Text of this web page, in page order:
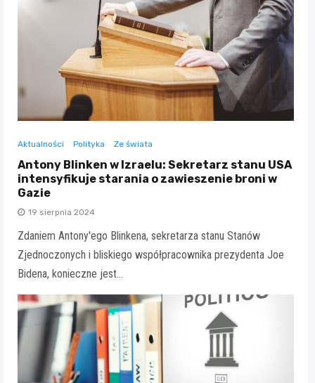
Aktualności Polityka Ze świata
Antony Blinken w Izraelu: Sekretarz stanu USA
intensyfikuje starania o zawieszenie broni w
Gazie
19 sierpnia 2024
Zdaniem Antony'ego Blinkena, sekretarza stanu Stanów
Zjednoczonych i bliskiego współpracownika prezydenta Joe
Bidena, konieczne jest…